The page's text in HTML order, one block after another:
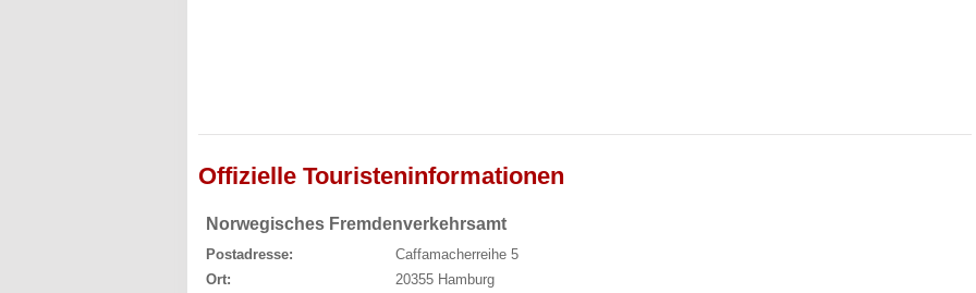
Offizielle Touristeninformationen
Norwegisches Fremdenverkehrsamt
Postadresse:
Caffamacherreihe 5
Ort:
20355 Hamburg